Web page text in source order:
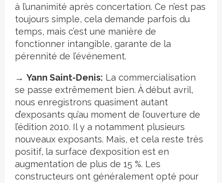
à l’unanimité après concertation. Ce n’est pas
toujours simple, cela demande parfois du
temps, mais c’est une manière de
fonctionner intangible, garante de la
pérennité de l’événement.
→ Yann Saint-Denis: La commercialisation
se passe extrêmement bien. À début avril,
nous enregistrons quasiment autant
d’exposants qu’au moment de l’ouverture de
l’édition 2010. Il y a notamment plusieurs
nouveaux exposants. Mais, et cela reste très
positif, la surface d’exposition est en
augmentation de plus de 15 %. Les
constructeurs ont généralement opté pour